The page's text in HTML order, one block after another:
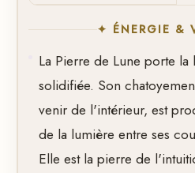
✦ ÉNERGIE &
La Pierre de Lune porte
solidifiée. Son
venir de l'intérieur, est
de la lumière entre ses
Elle est la pierre de